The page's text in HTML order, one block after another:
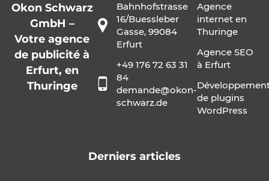
Okon Schwarz
GmbH –
Votre agence
de publicité à
Erfurt, en
Thuringe
Bahnhofstrasse
16/Buessleber
Gasse, 99084
Erfurt
+49 176 72 63 31
84
demande@okon-
schwarz.de
Agence
internet en
Thuringe
Agence SEO
à Erfurt
de plugins
WordPress
Derniers articles